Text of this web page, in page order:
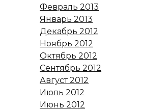
Февраль 2013
Январь 2013
Декабрь 2012
Ноябрь 2012
Октябрь 2012
Сентябрь 2012
Август 2012
Июль 2012
Июнь 2012